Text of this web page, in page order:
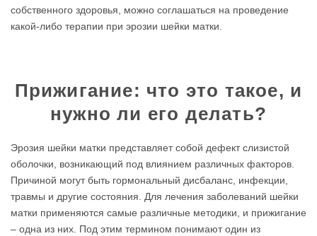
собственного здоровья, можно соглашаться на проведение
какой-либо терапии при эрозии шейки матки.
Прижигание: что это такое, и
нужно ли его делать?
Эрозия шейки матки представляет собой дефект слизистой
оболочки, возникающий под влиянием различных факторов.
Причиной могут быть гормональный дисбаланс, инфекции,
травмы и другие состояния. Для лечения заболеваний шейки
матки применяются самые различные методики, и прижигание
– одна из них. Под этим термином понимают один из